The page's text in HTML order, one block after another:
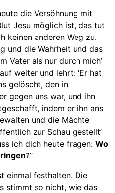
die Versöhnung mit
Jesu möglich ist, das tut
keinen anderen Weg zu.
und die Wahrheit und das
Vater als nur durch mich’
weiter und lehrt: ‘Er hat
gelöscht, den in
gegen uns war, und ihn
indem er ihn ans
und die Mächte
zur Schau gestellt’
ich dich heute fragen: Wo
?”
einmal festhalten. Die
stimmt so nicht, wie das